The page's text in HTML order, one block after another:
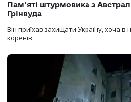
Пам’яті штурмовика з
Грінвуда
Він приїхав захищати Україну, хоча в
коренів.